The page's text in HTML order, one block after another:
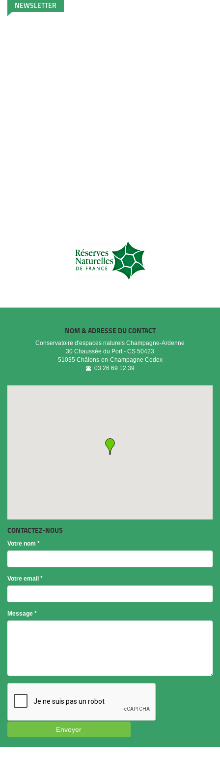
NEWSLETTER
NOM & ADRESSE DU CONTACT
Conservatoire d'espaces naturels Champagne-Ardenne
30 Chaussée du Port - CS 50423
51035 Châlons-en-Champagne Cedex
03 26 69 12 39
CONTACTEZ-NOUS
Votre nom *
Votre email *
Objet
*
Message *
Envoyer